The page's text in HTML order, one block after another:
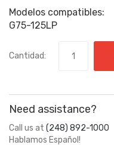
Modelos compatibles:
G75-125LP
Cantidad:
Need assistance?
Call us at (248) 892-1000
Hablamos Español!